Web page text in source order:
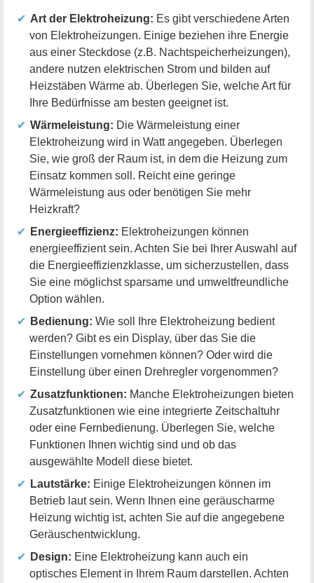
Art der Elektroheizung: Es gibt verschiedene Arten
von Elektroheizungen. Einige beziehen ihre Energie
aus einer Steckdose (z.B. Nachtspeicherheizungen),
andere nutzen elektrischen Strom und bilden auf
Heizstäben Wärme ab. Überlegen Sie, welche Art für
Ihre Bedürfnisse am besten geeignet ist.
Wärmeleistung: Die Wärmeleistung einer
Elektroheizung wird in Watt angegeben. Überlegen
Sie, wie groß der Raum ist, in dem die Heizung zum
Einsatz kommen soll. Reicht eine geringe
Wärmeleistung aus oder benötigen Sie mehr
Heizkraft?
Energieeffizienz: Elektroheizungen können
energieeffizient sein. Achten Sie bei Ihrer Auswahl auf
die Energieeffizienzklasse, um sicherzustellen, dass
Sie eine möglichst sparsame und umweltfreundliche
Option wählen.
Bedienung: Wie soll Ihre Elektroheizung bedient
werden? Gibt es ein Display, über das Sie die
Einstellungen vornehmen können? Oder wird die
Einstellung über einen Drehregler vorgenommen?
Zusatzfunktionen: Manche Elektroheizungen bieten
Zusatzfunktionen wie eine integrierte Zeitschaltuhr
oder eine Fernbedienung. Überlegen Sie, welche
Funktionen Ihnen wichtig sind und ob das
ausgewählte Modell diese bietet.
Lautstärke: Einige Elektroheizungen können im
Betrieb laut sein. Wenn Ihnen eine geräuscharme
Heizung wichtig ist, achten Sie auf die angegebene
Geräuschentwicklung.
Design: Eine Elektroheizung kann auch ein
optisches Element in Ihrem Raum darstellen. Achten